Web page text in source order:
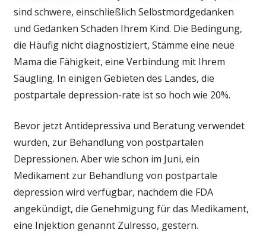
das
Erste
Medikament
Depression
—
Wer
das
sind schwere, einschließlich Selbstmordgedanken
und Gedanken Schaden Ihrem Kind. Die Bedingung,
die Häufig nicht diagnostiziert, Stämme eine neue
Mama die Fähigkeit, eine Verbindung mit Ihrem
Säugling. In einigen Gebieten des Landes, die
postpartale depression-rate ist so hoch wie 20%.
Bevor jetzt Antidepressiva und Beratung verwendet
wurden, zur Behandlung von postpartalen
Depressionen. Aber wie schon im Juni, ein
Medikament zur Behandlung von postpartale
depression wird verfügbar, nachdem die FDA
angekündigt, die Genehmigung für das Medikament,
eine Injektion genannt Zulresso, gestern.